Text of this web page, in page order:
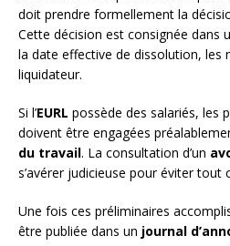
doit prendre formellement la
Cette décision est consignée dans
la date effective de dissolution, les
liquidateur.
Si l’EURL possède des salariés, les
doivent être engagées
du travail. La consultation d’un
s’avérer judicieuse pour éviter tout
Une fois ces préliminaires
être publiée dans un journal